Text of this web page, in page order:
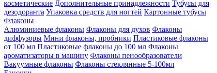
косметические Дополнительные принадлежности Тубусы для
дезодоранта Упаковка средств для ногтей Картонные тубусы
Флаконы
Алюминиевые флаконы Флаконы для духов Флаконы
диффузоры Мини флаконы, пробники Пластиковые флаконы
от 100 мл Пластиковые флаконы до 100 мл Флаконы
ароматизаторы в машину Флаконы пенообразователи
Вакуумные флаконы Флаконы стеклянные 5-100мл